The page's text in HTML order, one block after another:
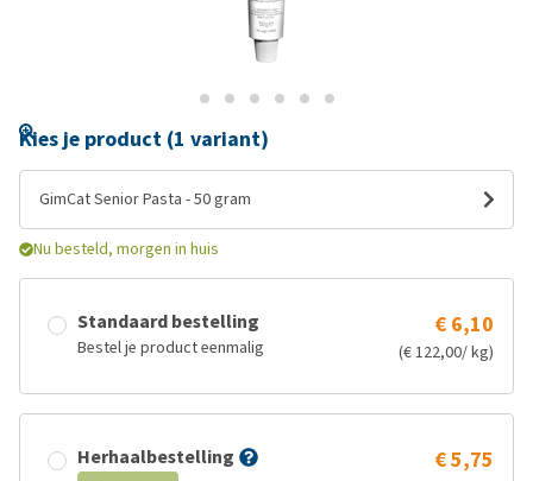
Kies je product (1 variant)
GimCat Senior Pasta - 50 gram
Nu besteld, morgen in huis
Standaard bestelling
Bestel je product eenmalig
€ 6,10
(€ 122,00/ kg)
Herhaalbestelling € 5,75